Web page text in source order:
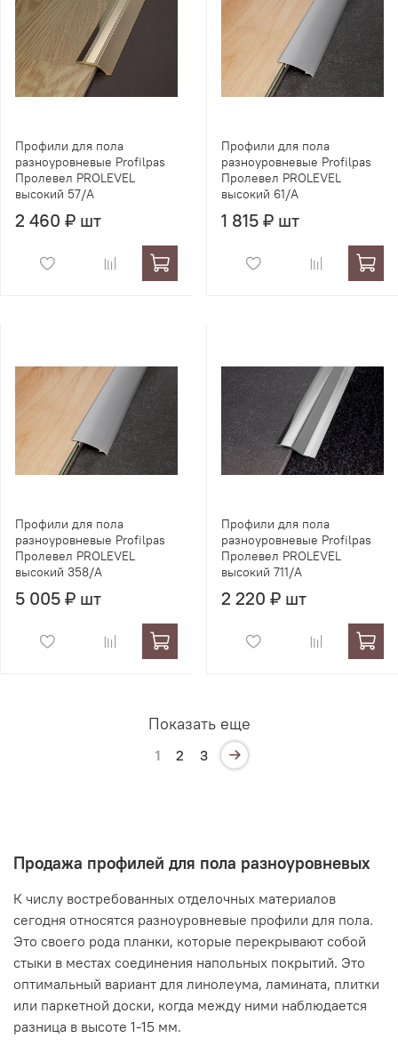
Профили для пола
разноуровневые Profilpas
Пролевел PROLEVEL
высокий 57/A
2 460 ₽ шт
Профили для пола
разноуровневые Profilpas
Пролевел PROLEVEL
высокий 61/A
1 815 ₽ шт
Профили для пола
разноуровневые Profilpas
Пролевел PROLEVEL
высокий 358/A
5 005 ₽ шт
Профили для пола
разноуровневые Profilpas
Пролевел PROLEVEL
высокий 711/A
2 220 ₽ шт
Показать еще
1 2 3
Продажа профилей для пола разноуровневых
К числу востребованных отделочных материалов
сегодня относятся разноуровневые профили для пола.
Это своего рода планки, которые перекрывают собой
стыки в местах соединения напольных покрытий. Это
оптимальный вариант для линолеума, ламината, плитки
или паркетной доски, когда между ними наблюдается
разница в высоте 1-15 мм.